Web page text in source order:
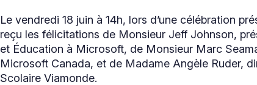
Le vendredi 18 juin à 14h, lors d’une célébration
reçu les félicitations de Monsieur Jeff Johnson,
et Éducation à Microsoft, de Monsieur Marc
Microsoft Canada, et de Madame Angèle Ruder,
Scolaire Viamonde.